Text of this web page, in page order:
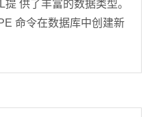
供了丰富的数据类型。
命令在数据库中创建新